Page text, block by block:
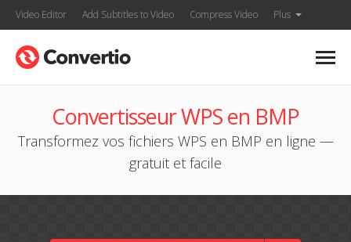
Video Editor Add Subtitles to Video Compress Video Plus
Convertisseur WPS en BMP
Transformez vos fichiers WPS en BMP en ligne —
gratuit et facile